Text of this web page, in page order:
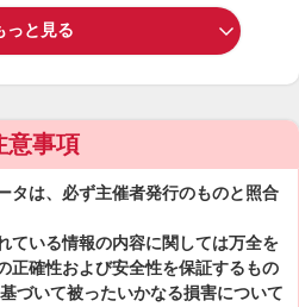
っと見る
意事項
タは、必ず主催者発行のものと照合
ている情報の内容に関しては万全を
正確性および安全性を保証するもの
づいて被ったいかなる損害について